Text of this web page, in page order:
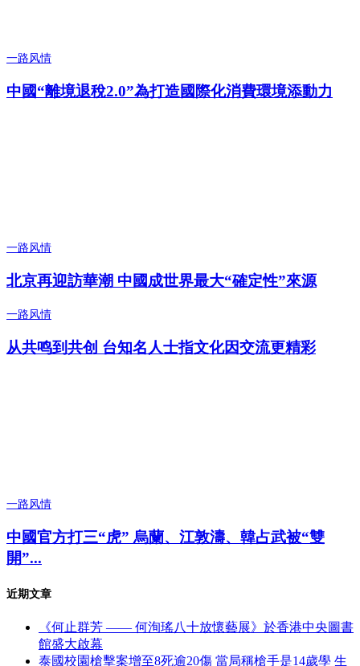
一路风情
中國“離境退稅2.0”為打造國際化消費環境添動力
一路风情
北京再迎訪華潮 中國成世界最大“確定性”來源
一路风情
从共鸣到共创 台知名人士指文化因交流更精彩
一路风情
中國官方打三“虎” 烏蘭、江敦濤、韓占武被“雙
開”...
近期文章
《何止群芳 —— 何洵瑤八十放懷藝展》於香港中央圖書
館盛大啟幕
泰國校園槍擊案增至8死逾20傷 當局稱槍手是14歲學 生